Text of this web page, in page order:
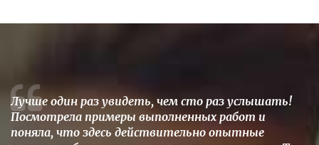
Лучше один раз увидеть, чем сто раз услышать!
Посмотрела примеры выполненных работ и
поняла, что здесь действительно опытные